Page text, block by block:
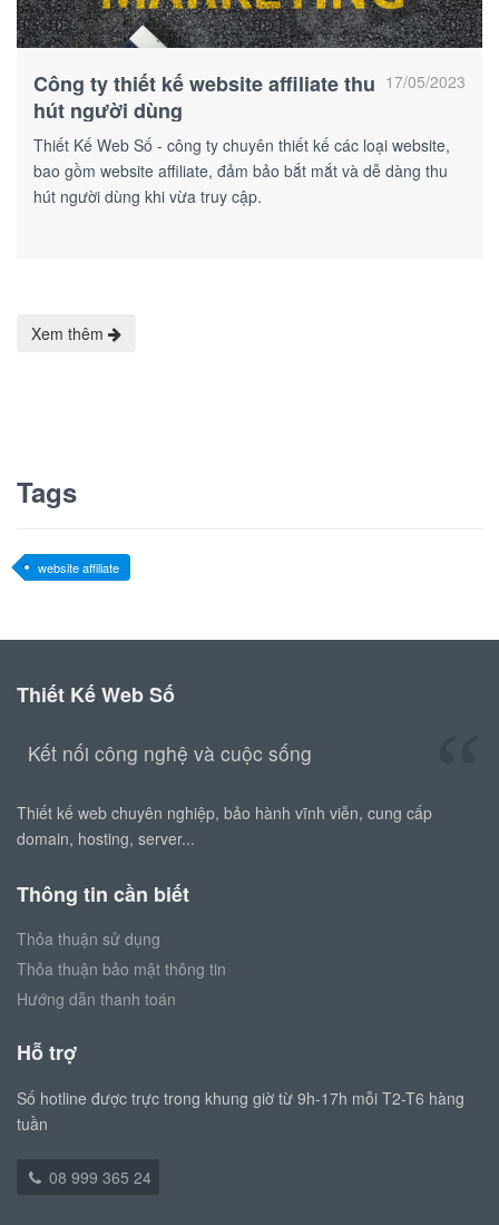
17/05/2023
Công ty thiết kế website affiliate thu
hút người dùng
Thiết Kế Web Số - công ty chuyên thiết kế các loại website,
bao gồm website affiliate, đảm bảo bắt mắt và dễ dàng thu
hút người dùng khi vừa truy cập.
Xem thêm
Tags
website affiliate
Thiết Kế Web Số
Kết nối công nghệ và cuộc sống
Thiết kế web chuyên nghiệp, bảo hành vĩnh viễn, cung cấp
domain, hosting, server...
Thông tin cần biết
Thỏa thuận sử dụng
Thỏa thuận bảo mật thông tin
Hướng dẫn thanh toán
Hỗ trợ
Số hotline được trực trong khung giờ từ 9h-17h mỗi T2-T6 hàng
tuần
08 999 365 24